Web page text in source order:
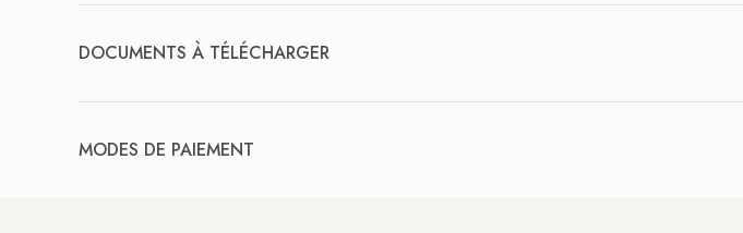
DOCUMENTS À TÉLÉCHARGER
MODES DE PAIEMENT